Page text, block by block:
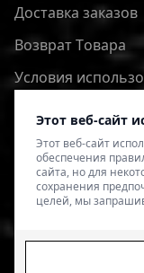
Этот веб-сайт
Этот веб-сайт
обеспечения
сайта, но для
сохранения
целей, мы
Доставка заказов
Bозврат Tовара
Условия
Политика